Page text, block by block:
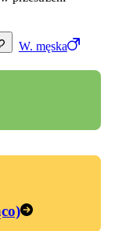
W. męska